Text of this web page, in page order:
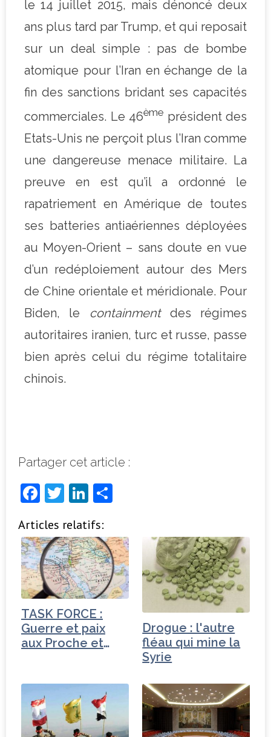
le 14 juillet 2015, mais dénoncé deux
ans plus tard par Trump, et qui reposait
sur un deal simple : pas de bombe
atomique pour l’Iran en échange de la
fin des sanctions bridant ses capacités
commerciales. Le 46ème président des
Etats-Unis ne perçoit plus l’Iran comme
une dangereuse menace militaire. La
preuve en est qu’il a ordonné le
rapatriement en Amérique de toutes
ses batteries antiaériennes déployées
au Moyen-Orient – sans doute en vue
d’un redéploiement autour des Mers
de Chine orientale et méridionale. Pour
Biden, le
containmentdes régimes
autoritaires iranien, turc et russe, passe
bien après celui du régime totalitaire
chinois.
Partager cet article :
F
c
e
b
o
o
k
T
it
t
e
r
Li
k
e
dI
n
ta
g
e
r
Articles relatifs:
TASK FORCE :
Guerre et paix
aux Proche et
Drogue : l'autre
fléau qui mine la
Syrie